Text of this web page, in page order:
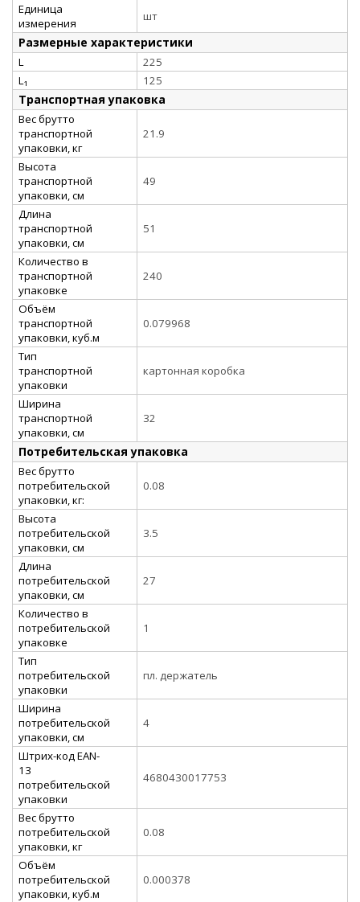
Единица
измерения
шт
Размерные характеристики
L
225
L₁
125
Транспортная упаковка
Вес брутто
транспортной
упаковки, кг
21.9
Высота
транспортной
упаковки, см
49
Длина
транспортной
упаковки, см
51
Количество в
транспортной
упаковке
240
Объём
транспортной
упаковки, куб.м
0.079968
Тип
транспортной
упаковки
картонная коробка
Ширина
транспортной
упаковки, см
32
Потребительская упаковка
Вес брутто
потребительской
упаковки, кг:
0.08
Высота
потребительской
упаковки, см
3.5
Длина
потребительской
упаковки, см
27
Количество в
потребительской
упаковке
1
Тип
потребительской
упаковки
пл. держатель
Ширина
потребительской
упаковки, см
4
Штрих-код EAN-
13
потребительской
упаковки
4680430017753
Вес брутто
потребительской
упаковки, кг
0.08
Объём
потребительской
упаковки, куб.м
0.000378